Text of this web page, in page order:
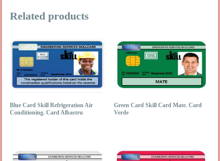
Related products
Blue Card Skill Refrigeration Air
Conditioning. Card Albastru
Green Card Skill Card Mate. Card
Verde